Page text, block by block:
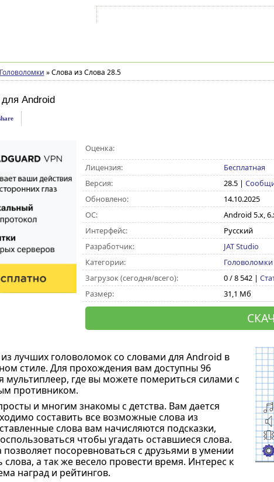
Головоломки »Слова из Слова 28.5
для Android
Оценка:
Лицензия:
Бесплатная
Версия:
28.5|
Обновлено:
14.10.2025
ОС:
Android 5.x,
Интерфейс:
Русский
Разработчик:
JAT Studio
Категории:
Головоломки
Загрузок (сегодня/всего):
0 / 8 542 |
Размер:
31,1 Мб
лучших головоломок со словами для Android в
стиле. Для прохождения вам доступны 96
мультиплеер, где вы можете помериться силами с
противником.
и многим знакомы с детства. Вам дается
составить все возможные слова из
слова вам начисляются подсказки,
чтобы угадать оставшиеся слова.
посоревноваться с друзьями в умении
слова, а так же весело провести время. Интерес к
наград и рейтингов.